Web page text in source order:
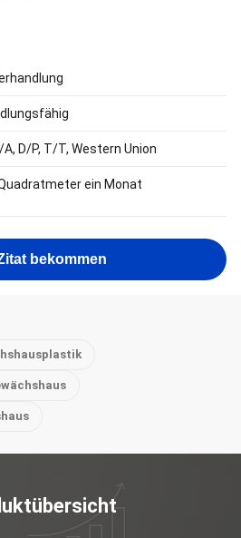
A, D/P, T/T, Western Union
ein Monat
bekommen